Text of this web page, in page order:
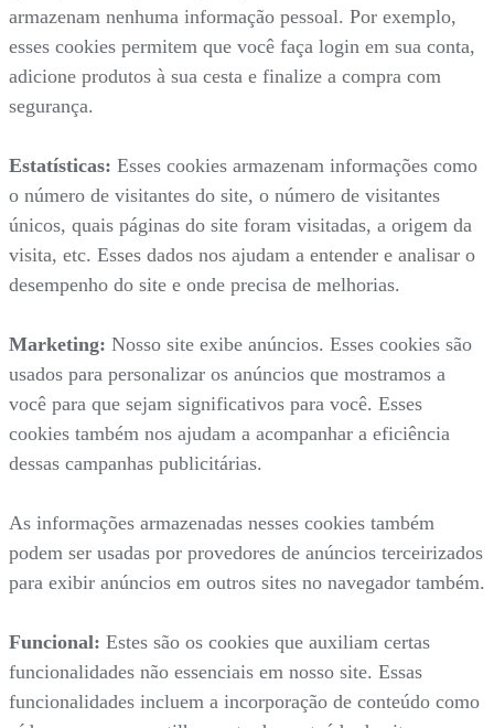
armazenam nenhuma informação pessoal. Por exemplo,
esses cookies permitem que você faça login em sua conta,
adicione produtos à sua cesta e finalize a compra com
segurança.
Estatísticas: Esses cookies armazenam informações como
o número de visitantes do site, o número de visitantes
únicos, quais páginas do site foram visitadas, a origem da
visita, etc. Esses dados nos ajudam a entender e analisar o
desempenho do site e onde precisa de melhorias.
Marketing: Nosso site exibe anúncios. Esses cookies são
usados para personalizar os anúncios que mostramos a
você para que sejam significativos para você. Esses
cookies também nos ajudam a acompanhar a eficiência
dessas campanhas publicitárias.
As informações armazenadas nesses cookies também
podem ser usadas por provedores de anúncios terceirizados
para exibir anúncios em outros sites no navegador também.
Funcional: Estes são os cookies que auxiliam certas
funcionalidades não essenciais em nosso site. Essas
funcionalidades incluem a incorporação de conteúdo como